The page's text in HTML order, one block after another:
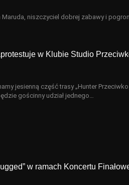
Maruda, niszczyciel dobrej zabawy i
w Klubie Studio
jesienną część trasy „Hunter
gościnny udział jednego…
w ramach Koncertu